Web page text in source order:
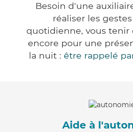
Besoin d'une
réaliser les
quotidienne, vous tenir
encore pour une
la nuit : être rappelé
Aide à